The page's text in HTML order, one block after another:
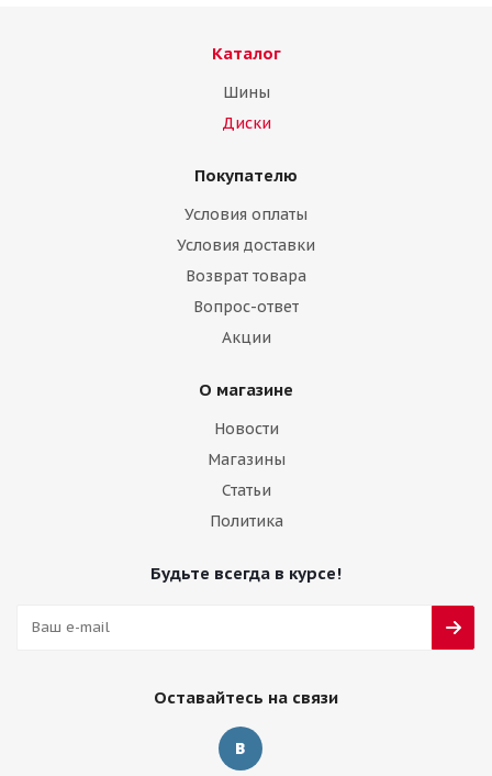
Каталог
Шины
Диски
Покупателю
Условия оплаты
Условия доставки
Возврат товара
Вопрос-ответ
Акции
О магазине
Новости
Магазины
Статьи
Политика
Будьте всегда в курсе!
Оставайтесь на связи